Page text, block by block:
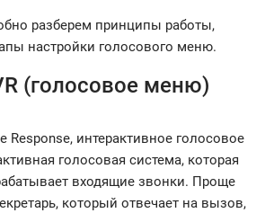
разберем принципы работы,
настройки голосового меню.
(голосовое меню)
Response, интерактивное голосовое
голосовая система, которая
входящие звонки. Проще
который отвечает на вызов,